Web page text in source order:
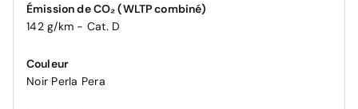
Émission de CO₂ (WLTP combiné)
142 g/km - Cat. D
Couleur
Noir Perla Pera